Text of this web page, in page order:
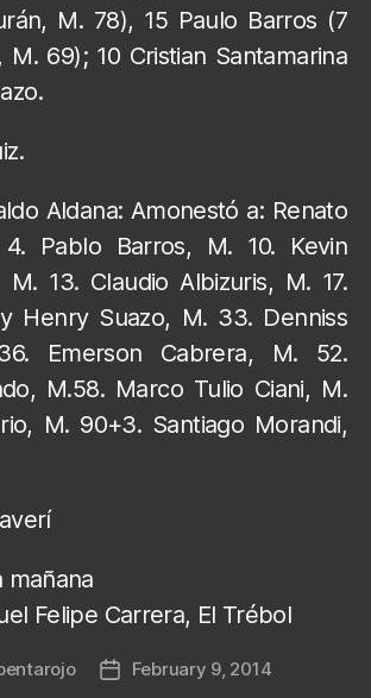
M. 78), 15 Paulo Barros (7
M. 69); 10 Cristian Santamarina
Aldana: Amonestó a: Renato
Pablo Barros, M. 10. Kevin
M. 13. Claudio Albizuris, M. 17.
Henry Suazo, M. 33. Denniss
Emerson Cabrera, M. 52.
M.58. Marco Tulio Ciani, M.
M. 90+3. Santiago Morandi,
mañana
Felipe Carrera, El Trébol
PostFebruary 9, 2014